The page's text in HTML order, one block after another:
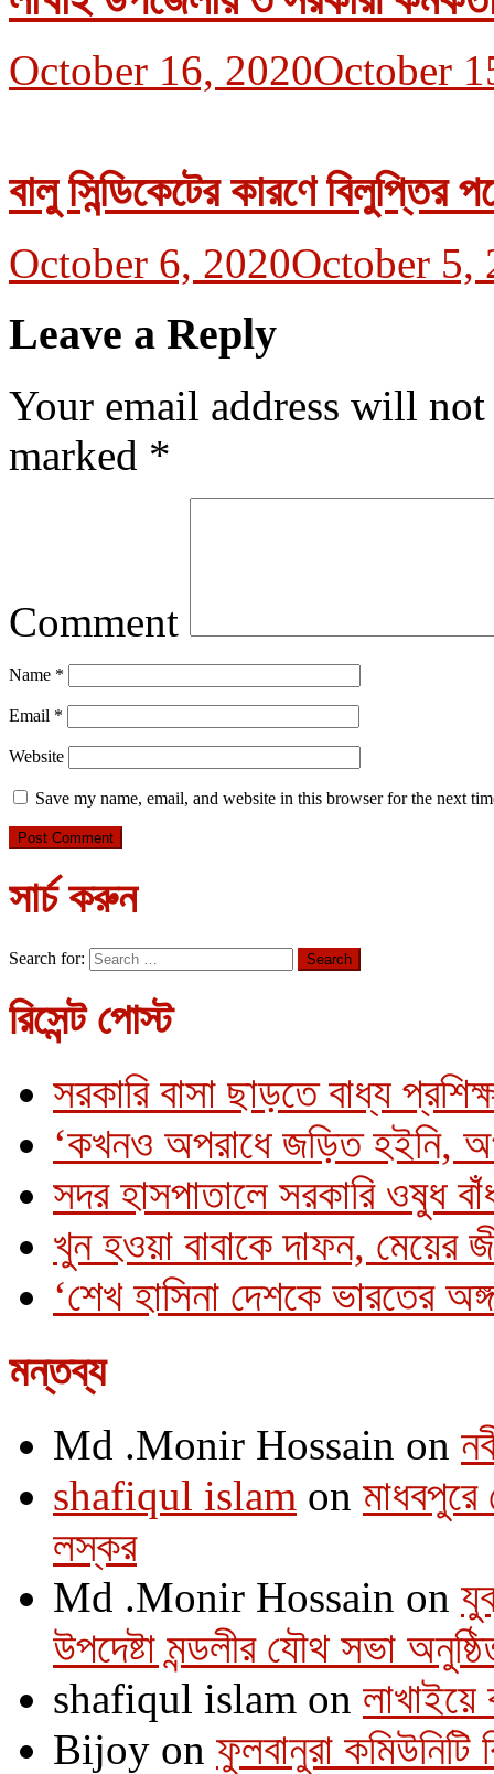
October 16, 2020October
বালু সিন্ডিকেটের কারণে বিলুপ্তির
October 6, 2020October 5,
Leave a Reply
Your email address will
marked *
Comment
Name *
Email *
Website
Save my name, email, and website in this browser for the next
সার্চ করুন
Search for:
রিসেন্ট পোস্ট
সরকারি বাসা ছাড়তে বাধ্য
‘কখনও অপরাধে জড়িত হইনি,
সদর হাসপাতালে সরকারি ওষুধ
খুন হওয়া বাবাকে দাফন, মেয়ের
‘শেখ হাসিনা দেশকে ভারতের
মন্তব্য
Md .Monir Hossain on
shafiqul islam on
লস্কর
Md .Monir Hossain on
উপদেষ্টা মন্ডলীর যৌথ সভা
shafiqul islam on
Bijoy on ফুলবানুরা